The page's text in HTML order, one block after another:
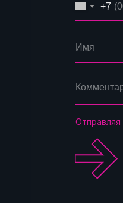
+7
Отправляя